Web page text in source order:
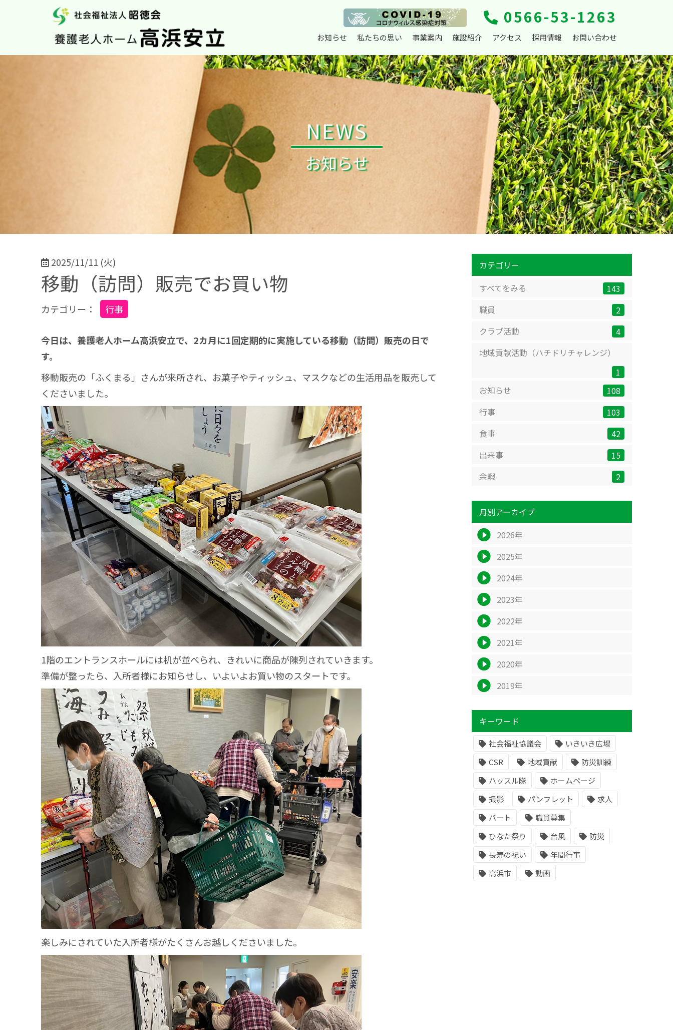
0566-53-1263
お知らせ 私たちの思い 事業案内 施設紹介 アクセス 採用情報 お問い合わせ
NEWS
お知らせ
2025/11/11 (火)
移動（訪問）販売でお買い物
カテゴリー： 行事
今日は、養護老人ホーム高浜安立で、2カ月に1回定期的に実施している移動（訪問）販売の日で
す。
移動販売の「ふくまる」さんが来所され、お菓子やティッシュ、マスクなどの生活用品を販売して
くださいました。
1階のエントランスホールには机が並べられ、きれいに商品が陳列されていきます。
準備が整ったら、入所者様にお知らせし、いよいよお買い物のスタートです。
楽しみにされていた入所者様がたくさんお越しくださいました。
カテゴリー
すべてをみる
143
職員
2
クラブ活動
4
地域貢献活動（ハチドリチャレンジ）
1
お知らせ
108
行事
103
食事
42
出来事
15
余暇
2
月別アーカイブ
2026年
2025年
2024年
2023年
2022年
2021年
2020年
2019年
キーワード
社会福祉協議会
いきいき広場
CSR
地域貢献
防災訓練
ハッスル隊
ホームページ
撮影
パンフレット
求人
パート
職員募集
ひなた祭り
台風
防災
長寿の祝い
年間行事
高浜市
動画